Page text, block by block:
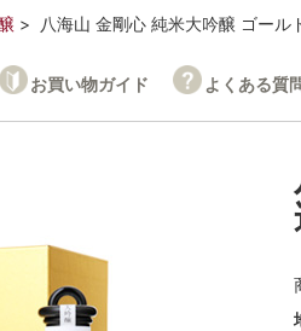
八海山 金剛心 純米大吟醸 ゴー
お買い物ガイド よくある質